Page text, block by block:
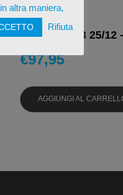
SUN-F A-033 25/12
€97,95
AGGIUNGI AL
altra maniera,
Rifiuta